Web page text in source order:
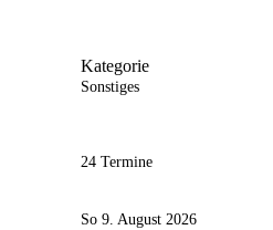
Kategorie
Sonstiges
24 Termine
So 9. August 2026